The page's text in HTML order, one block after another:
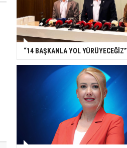
“14 BAŞKANLA YOL YÜRÜYECEĞİZ”